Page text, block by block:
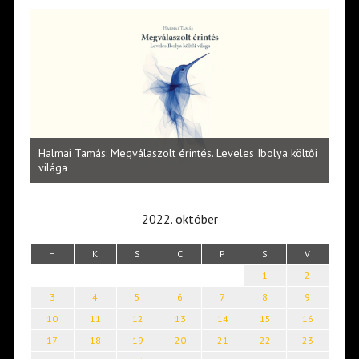
Halmai Tamás: Megválaszolt érintés. Leveles Ibolya költői
világa
2022. október
H K S C P S V
1
2
3
4 5 6 7 8
9
10
11 12 13 14 15
16
17
18 19 20 21 22
23